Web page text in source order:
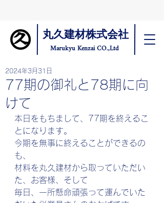
丸久建材株式会社
Marukyu Kenzai CO.,Ltd
77期の御礼と78期に向
けて
2024年3月31日
本日をもちまして、77期を終えるこ
とになります。
今期を無事に終えることができるの
も、
材料を丸久建材から取っていただい
た、お客様、そして
毎日、一所懸命頑張って運んでいた